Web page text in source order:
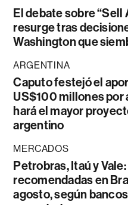
El debate sobre “Sell
resurge tras
Washington que
ARGENTINA
Caputo festejó el
US$100 millones por
hará el mayor
argentino
MERCADOS
Petrobras, Itaú y
recomendadas en
agosto, según